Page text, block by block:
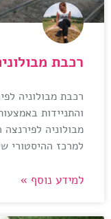
רכבת
רכבת מבולוניה
והתניידות
מבולוניה
למרכז ההיסטורי
למידע נוסף »